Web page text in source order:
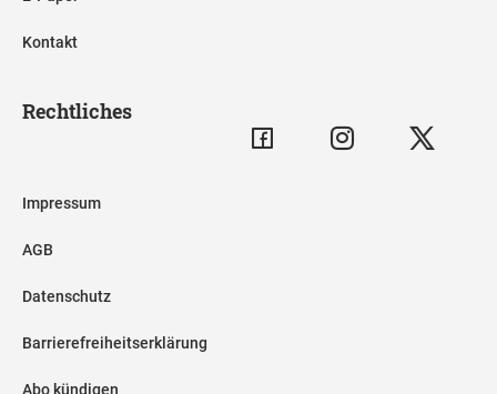
Kontakt
Rechtliches
Impressum
AGB
Datenschutz
Barrierefreiheitserklärung
Abo kündigen